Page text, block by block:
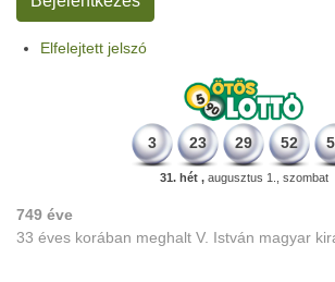
Elfelejtett jelszó
3 23 29 52
31. hét ,augusztus 1., szombat
749 éve
33 éves korában meghalt V. István magyar